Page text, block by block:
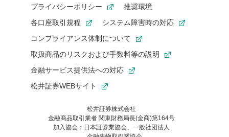
プライバシーポリシー
推奨環境
各口座取引規程
システム障害時の対応
コンプライアンス体制について
取扱商品のリスクおよび手数料等の説明
金融サービス提供法への対応
松井証券WEBサイト
松井証券株式会社
金融商品取引業者 関東財務局長(金商)第164号
加入協会：日本証券業協会、一般社団法人
お気に入り機能は松井証券の会員限定の機能です。
お気に入り登録いただくと、後からいつでもお気に入りのコンテ